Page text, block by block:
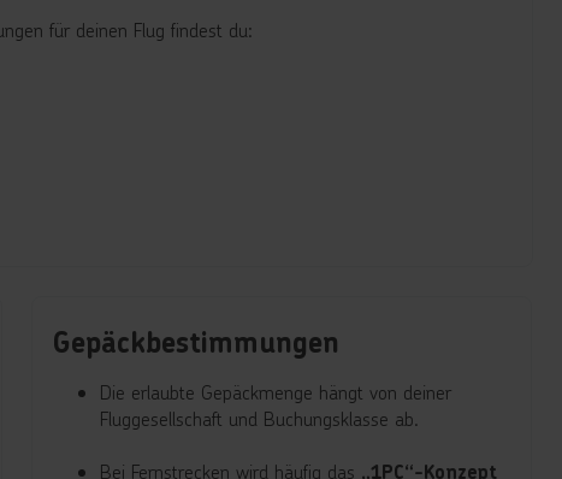
für deinen Flug findest du:
Gepäckbestimmungen
Die erlaubte Gepäckmenge hängt von deiner
Fluggesellschaft und Buchungsklasse ab.
Bei Fernstrecken wird häufig das „1PC“-Konzept